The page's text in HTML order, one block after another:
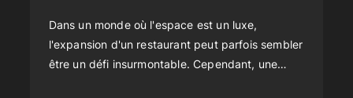
Dans un monde où l'espace est un luxe,
l'expansion d'un restaurant peut parfois sembler
être un défi insurmontable. Cependant, une